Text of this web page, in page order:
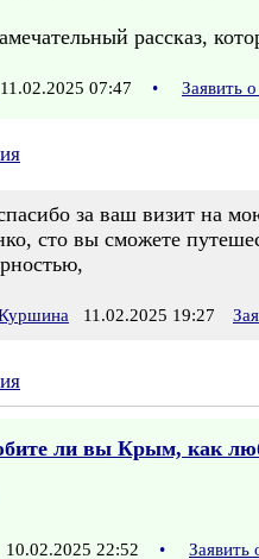
рассказ,
07:47 • Заявить
за ваш визит на
сто вы сможете
11.02.2025 19:27
ли вы Крым, как
10.02.2025 22:52 • Заявить